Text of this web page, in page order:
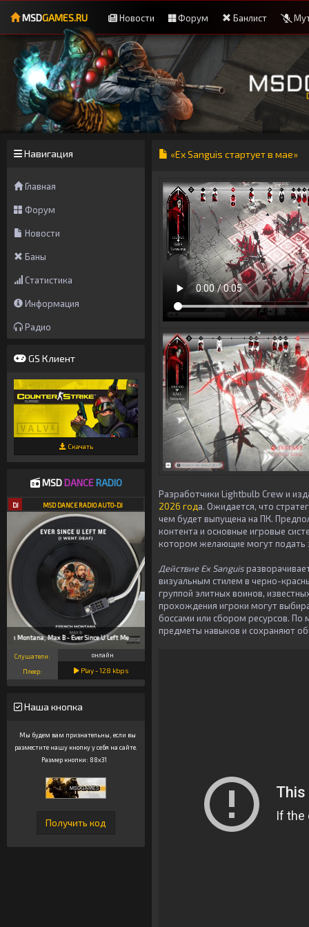
MSDGAMES.RU Новости Форум Банлист
Навигация
Главная
Форум
Новости
Баны
Статистика
Информация
Радио
GS Клиент
Скачать
MSDDANCE RADIO
DJ MSD DANCE RADIO AUTO-DJ
Montana, Max B - Ever Since U Left Me
Слушатели: онлайн
Плеер: Play -128 kbps
Наша кнопка
Мы будем вам признательны, если вы
разместите нашу кнопку у себя на сайте.
Размер кнопки: 88x31
«Ex Sanguis стартует в мае»
Разработчики Lightbulb Crew и
2026 года. Ожидается, что
чем будет выпущена на ПК.
контента и основные игровые
котором желающие могут подать
Действие Ex Sanguis
визуальным стилем в черно-
группой элитных воинов,
прохождения игроки могут
боссами или сбором ресурсов. По
предметы навыков и сохраняют